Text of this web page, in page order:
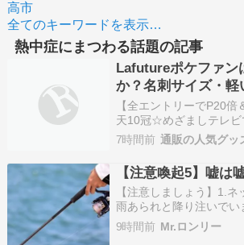
高市
全てのキーワードを表示…
熱中症にまつわる話題の記事
Lafutureポケファン
か？名刺サイズ・
【全エントリーでP20
天10冠☆めざましテレ
ファン ポケファン 超軽
ハンディーファン 小型
扇風機 コンパクト 暑さ
ズ Laf…
7時間前 通販の人気グッ
【注意喚起5】嘘は
【注意しましょう】1.
雨あられと降り注いで
分をガードしましょう
いようにしてください
9時間前 Mr.ロンリー